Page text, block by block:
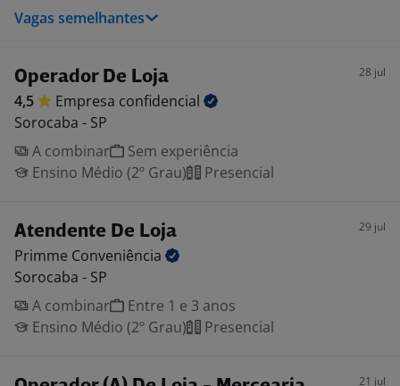
Vagas semelhantes
Operador De Loja 28 jul
4,5 Empresa confidencial
Sorocaba - SP
A combinar
Sem experiência
Ensino Médio (2º Grau)
Presencial
Atendente De Loja 29 jul
Primme Conveniência
Sorocaba - SP
A combinar
Entre 1 e 3 anos
Ensino Médio (2º Grau)
Presencial
21 jul